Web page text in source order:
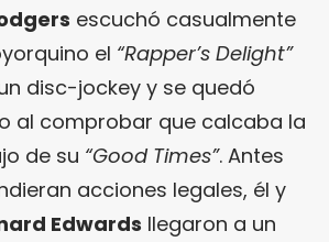
escuchó casualmente
el “Rapper’s Delight”
disc-jockey y se quedó
al comprobar que calcaba la
de su “Good Times”. Antes
acciones legales, él y
Edwards llegaron a un